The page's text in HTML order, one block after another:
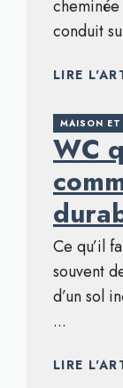
conduit
LIRE
MAISON ET
WC
Ce qu’il
souvent
d’un sol
...
LIRE